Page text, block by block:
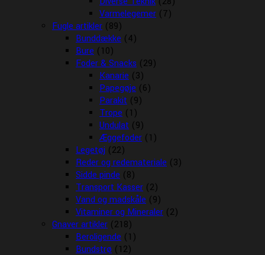
Varmelegemer (7)
Fugle artikler (89)
Bunddække (4)
Bure (10)
Foder & Snacks (29)
Kanarie (3)
Papegøje (6)
Parakit (9)
Trope (1)
Undulat (9)
Æggefoder (1)
Legetøj (22)
Reder og redemateriale (3)
Sidde pinde (8)
Transport Kasser (2)
Vand og madskåle (9)
Vitaminer og Mineraler (2)
Gnaver artikler (218)
Beroligende (1)
Bundstrø (12)